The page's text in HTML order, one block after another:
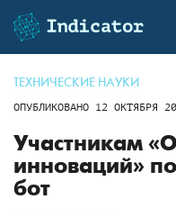
ТЕХНИЧЕСКИЕ НАУКИ
ОПУБЛИКОВАНО 12 ОКТЯБРЯ
Участникам
инноваций»
бот